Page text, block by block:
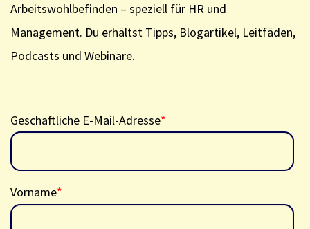
Arbeitswohlbefinden – speziell für HR und
Management. Du erhältst Tipps, Blogartikel, Leitfäden,
Podcasts und Webinare.
Geschäftliche E-Mail-Adresse*
Vorname*